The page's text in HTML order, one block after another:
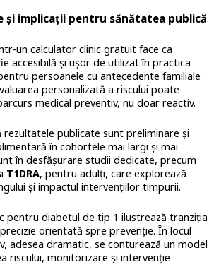
și implicații pentru sănătatea publică
un calculator clinic gratuit face ca
accesibilă și ușor de utilizat în practica
persoanele cu antecedente familiale
personalizată a riscului poate
medical preventiv, nu doar reactiv.
rezultatele publicate sunt preliminare și
în cohortele mai largi și mai
în desfășurare studii dedicate, precum
T1DRA, pentru adulți, care explorează
și impactul intervențiilor timpurii.
pentru diabetul de tip 1 ilustrează tranziția
orientată spre prevenție. În locul
adesea dramatic, se conturează un model
riscului, monitorizare și intervenție